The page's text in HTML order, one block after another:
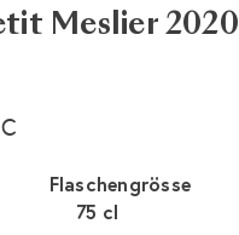
Meslier 2020
Flaschengrösse
75 cl